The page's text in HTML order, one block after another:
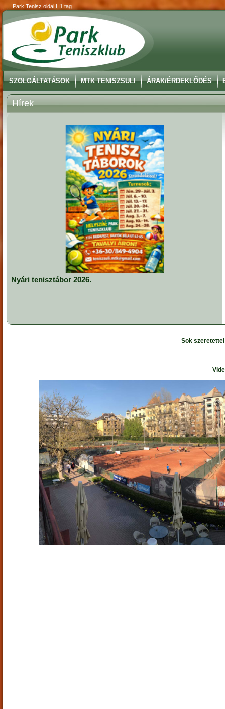
Park Tenisz oldal H1 tag
SZOLGÁLTATÁSOK MTK TENISZSULI ÁRAK/ÉRDEKLŐDÉS
Hírek
Nyári tenisztábor 2026.
Sok